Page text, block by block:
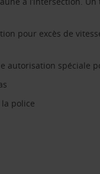
pour excès de
autorisation spéciale
police